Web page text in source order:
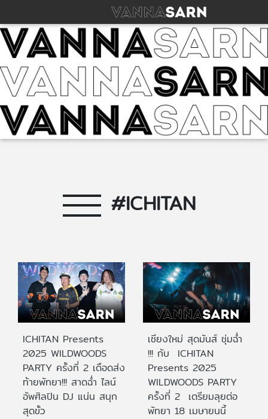
#ICHITAN
ICHITAN Presents
2025 WILDWOODS
PARTY ครั้งที่ 2 เดือดส่ง
ท้ายพัทยา!!! สาดฉ่ำ ไลน์
อัพศิลปิน DJ แน่น สนุก
สุดขั้ว
เชียงใหม่ สุดมันส์ ชุ่มฉ่ำ
!!! กับ ICHITAN
Presents 2025
WILDWOODS PARTY
ครั้งที่ 2 เตรียมลุยต่อ
พัทยา 18 เมษายนนี้